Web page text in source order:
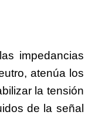
impedancias
atenúa los
la tensión
de la señal